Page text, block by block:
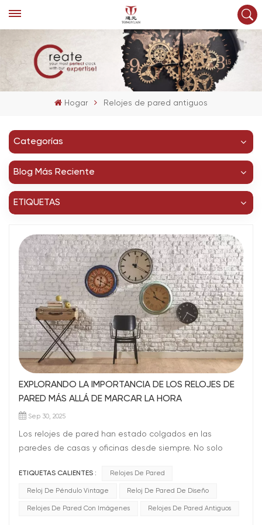
Hogar Relojes de pared antiguos
Categorías
Blog Más Reciente
ETIQUETAS
EXPLORANDO LA IMPORTANCIA DE LOS RELOJES DE
PARED MÁS ALLÁ DE MARCAR LA HORA
Sep 30, 2025
Los relojes de pared han estado colgados en las
paredes de casas y oficinas desde siempre. No solo
Incluso con todos nuestros aparatos sofisticados, los
relojes siguen siendo importantes. Es difícil imaginar un
hogar sin un reloj de pared, ¿verdad? Hacen más que
ETIQUETAS CALIENTES : Relojes De Pared
Reloj De Péndulo Vintage Reloj De Pared De Diseño
Relojes De Pared Con Imágenes Relojes De Pared Antiguos